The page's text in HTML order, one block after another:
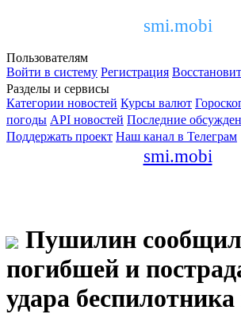
smi.mobi
Пользователям
Войти в систему Регистрация
Разделы и сервисы
Категории новостей Курсы валют
погоды API новостей Последние
Поддержать проект Наш канал в Телеграм
smi.mobi
Пушилин
погибшей и
удара